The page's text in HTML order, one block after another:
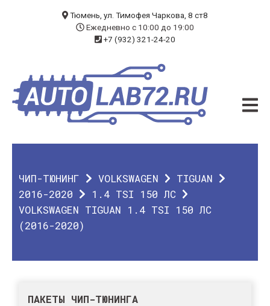
ЧИП-ТЮНИНГ
ДИАГНОСТИКА
О КОМПАНИИ
КОНТАКТЫ
Тюмень, ул. Тимофея Чаркова, 8 ст8
Ежедневно с 10:00 до 19:00
+7 (932) 321-24-20
ЧИП-ТЮНИНГ VOLKSWAGEN
TIGUAN
2016-2020
1.4 TSI 150 ЛС
VOLKSWAGEN TIGUAN 1.4 TSI 150 ЛС
(2016-2020)
ПАКЕТЫ ЧИП-ТЮНИНГА